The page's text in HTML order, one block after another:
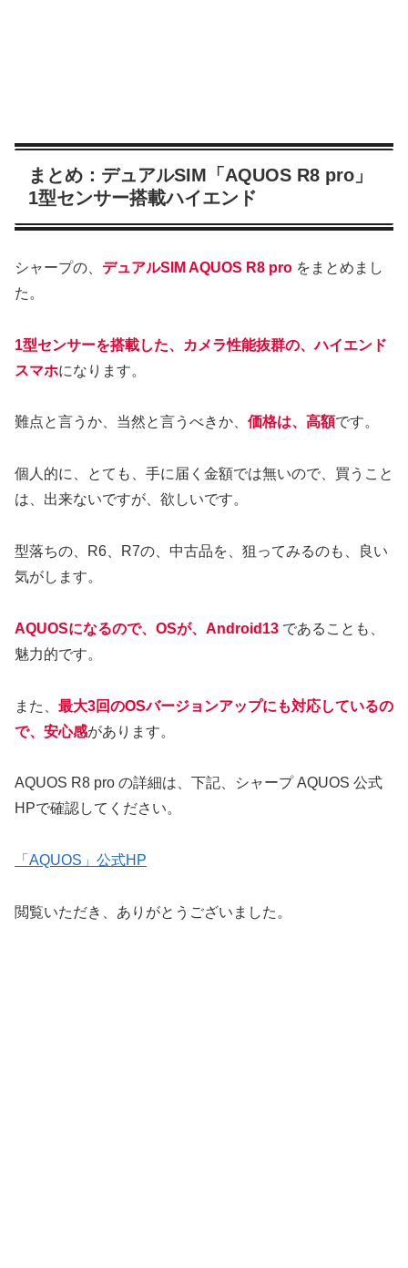
まとめ：デュアルSIM「AQUOS R8 pro」
1型センサー搭載ハイエンド
シャープの、 デュアルSIM AQUOS R8 pro をまとめまし
た。
1型センサーを搭載した、カメラ性能抜群の、ハイエンド
スマホになります。
難点と言うか、当然と言うべきか、 価格は、高額です。
個人的に、とても、手に届く金額では無いので、買うこと
は、出来ないですが、欲しいです。
型落ちの、R6、R7の、中古品を、狙ってみるのも、良い
気がします。
AQUOSになるので、OSが、Android13 であることも、
魅力的です。
また、 最大3回のOSバージョンアップにも対応しているの
で、安心感があります。
AQUOS R8 pro の詳細は、下記、シャープ AQUOS 公式
HPで確認してください。
「AQUOS」公式HP
閲覧いただき、ありがとうございました。